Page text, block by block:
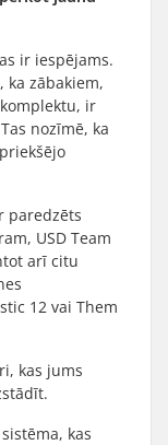
ir iespējams.
ka zābakiem,
ir
nozīmē, ka
paredzēts
USD Team
arī citu
12 vai Them
kas jums
kas